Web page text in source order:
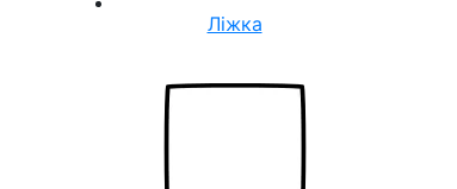
Ліжка